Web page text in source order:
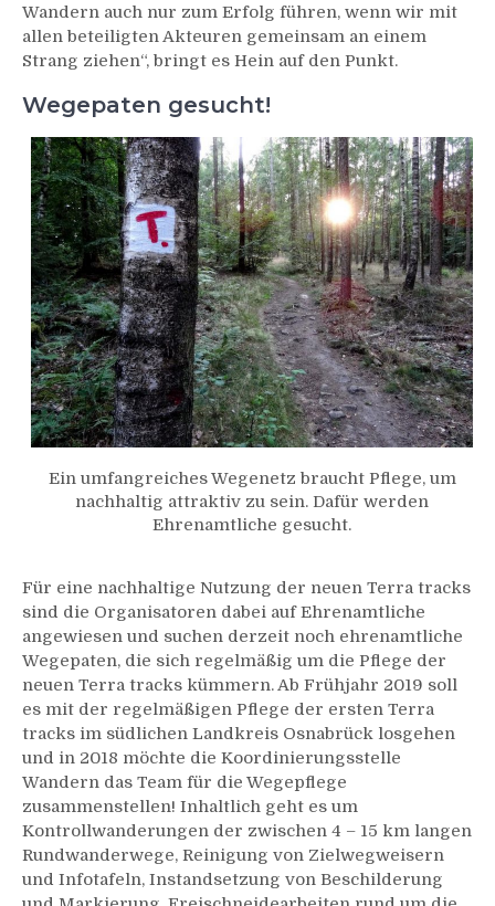
Wandern auch nur zum Erfolg führen, wenn wir mit
allen beteiligten Akteuren gemeinsam an einem
Strang ziehen“, bringt es Hein auf den Punkt.
Wegepaten gesucht!
Ein umfangreiches Wegenetz braucht Pflege, um
nachhaltig attraktiv zu sein. Dafür werden
Ehrenamtliche gesucht.
Für eine nachhaltige Nutzung der neuen Terra tracks
sind die Organisatoren dabei auf Ehrenamtliche
angewiesen und suchen derzeit noch ehrenamtliche
Wegepaten, die sich regelmäßig um die Pflege der
neuen Terra tracks kümmern. Ab Frühjahr 2019 soll
es mit der regelmäßigen Pflege der ersten Terra
tracks im südlichen Landkreis Osnabrück losgehen
und in 2018 möchte die Koordinierungsstelle
Wandern das Team für die Wegepflege
zusammenstellen! Inhaltlich geht es um
Kontrollwanderungen der zwischen 4 – 15 km langen
Rundwanderwege, Reinigung von Zielwegweisern
und Infotafeln, Instandsetzung von Beschilderung